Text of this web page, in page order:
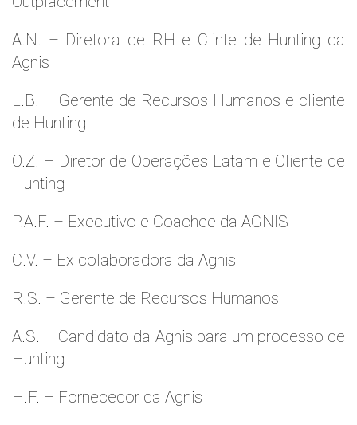
A.N. – Diretora de RH e Clinte de Hunting da
Agnis
L.B. – Gerente de Recursos Humanos e cliente
de Hunting
O.Z. – Diretor de Operações Latam e Cliente de
Hunting
P.A.F. – Executivo e Coachee da AGNIS
C.V. – Ex colaboradora da Agnis
R.S. – Gerente de Recursos Humanos
A.S. – Candidato da Agnis para um processo de
Hunting
H.F. – Fornecedor da Agnis